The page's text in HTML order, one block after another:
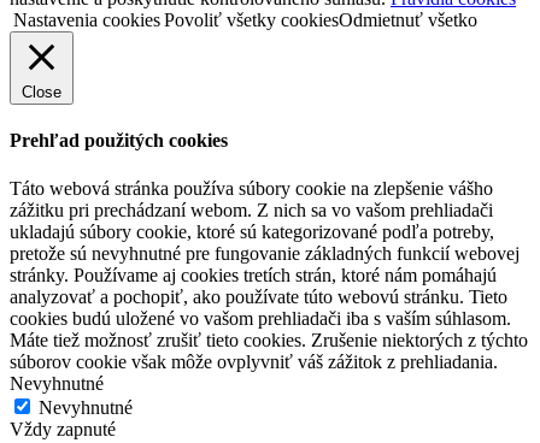
Nastavenia cookiesPovoliť všetky cookiesOdmietnuť všetko
Close
Prehľad použitých cookies
Táto webová stránka používa súbory cookie na zlepšenie vášho
zážitku pri prechádzaní webom. Z nich sa vo vašom prehliadači
ukladajú súbory cookie, ktoré sú kategorizované podľa potreby,
pretože sú nevyhnutné pre fungovanie základných funkcií webovej
stránky. Používame aj cookies tretích strán, ktoré nám pomáhajú
analyzovať a pochopiť, ako používate túto webovú stránku. Tieto
cookies budú uložené vo vašom prehliadači iba s vaším súhlasom.
Máte tiež možnosť zrušiť tieto cookies. Zrušenie niektorých z týchto
súborov cookie však môže ovplyvniť váš zážitok z prehliadania.
Nevyhnutné
Nevyhnutné
Vždy zapnuté